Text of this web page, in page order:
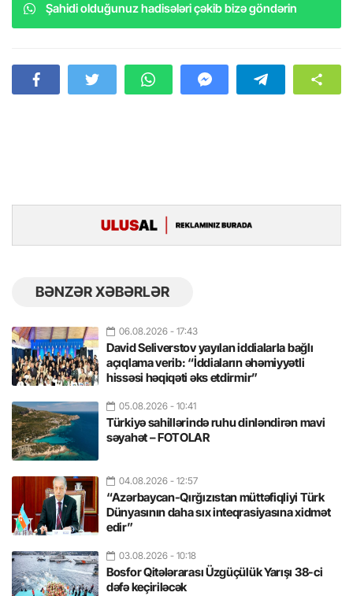
Şahidi olduğunuz hadisələri çəkib bizə göndərin
BƏNZƏR XƏBƏRLƏR
06.08.2026 - 17:43
David Seliverstov yayılan iddialarla bağlı
açıqlama verib: “İddiaların əhəmiyyətli
hissəsi həqiqəti əks etdirmir”
05.08.2026 - 10:41
Türkiyə sahillərində ruhu dinləndirən mavi
səyahət – FOTOLAR
04.08.2026 - 12:57
“Azərbaycan-Qırğızıstan müttəfiqliyi Türk
Dünyasının daha sıx inteqrasiyasına xidmət
edir”
03.08.2026 - 10:18
Bosfor Qitələrarası Üzgüçülük Yarışı 38-ci
dəfə keçiriləcək